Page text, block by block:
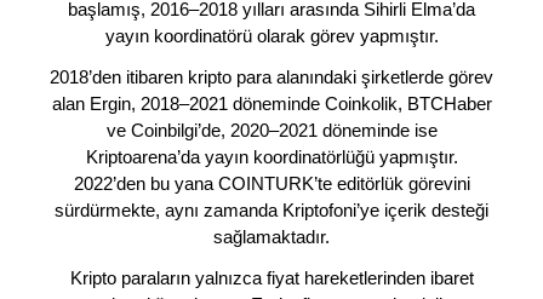
başlamış, 2016–2018 yılları arasında Sihirli Elma’da
yayın koordinatörü olarak görev yapmıştır.
2018’den itibaren kripto para alanındaki şirketlerde görev
alan Ergin, 2018–2021 döneminde Coinkolik, BTCHaber
ve Coinbilgi’de, 2020–2021 döneminde ise
Kriptoarena’da yayın koordinatörlüğü yapmıştır.
2022’den bu yana COINTURK’te editörlük görevini
sürdürmekte, aynı zamanda Kriptofoni’ye içerik desteği
sağlamaktadır.
Kripto paraların yalnızca fiyat hareketlerinden ibaret